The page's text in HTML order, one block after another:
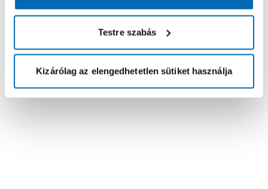
Testre szabás
Kizárólag az elengedhetetlen sütiket használja